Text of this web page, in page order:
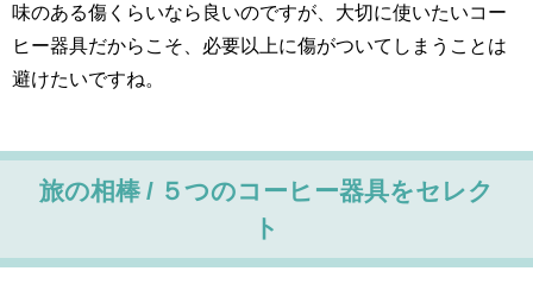
味のある傷くらいなら良いのですが、大切に使いたいコー
ヒー器具だからこそ、必要以上に傷がついてしまうことは
避けたいですね。
旅の相棒 / ５つのコーヒー器具をセレク
ト